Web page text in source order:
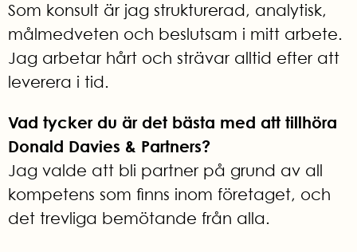
Som konsult är jag strukturerad, analytisk,
målmedveten och beslutsam i mitt arbete.
Jag arbetar hårt och strävar alltid efter att
leverera i tid.
Vad tycker du är det bästa med att tillhöra
Donald Davies & Partners?
Jag valde att bli partner på grund av all
kompetens som finns inom företaget, och
det trevliga bemötande från alla.